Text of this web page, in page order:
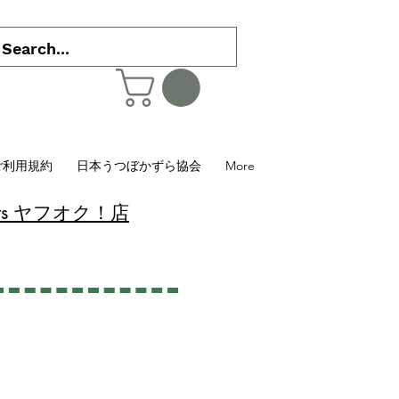
利用規約 日本うつぼかずら協会 More
ヤフオク！店